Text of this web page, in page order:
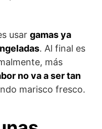
usar gamas ya
. Al final es
más
no va a ser tan
marisco fresco.